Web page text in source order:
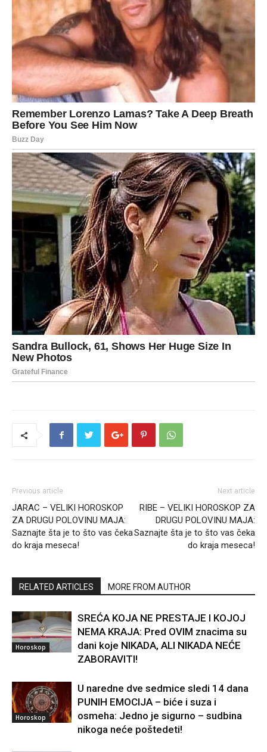
Previous article
JARAC – VELIKI HOROSKOP
ZA DRUGU POLOVINU MAJA:
Saznajte šta je to što vas čeka
do kraja meseca!
Next article
RIBE – VELIKI HOROSKOP ZA
DRUGU POLOVINU MAJA:
Saznajte šta je to što vas čeka
do kraja meseca!
RELATED ARTICLES MORE FROM AUTHOR
Horoskop
SREĆA KOJA NE PRESTAJE I KOJOJ
NEMA KRAJA: Pred OVIM znacima su
dani koje NIKADA, ALI NIKADA NEĆE
ZABORAVITI!
Horoskop
U naredne dve sedmice sledi 14 dana
PUNIH EMOCIJA – biće i suza i
osmeha: Jedno je sigurno – sudbina
nikoga neće poštedeti!